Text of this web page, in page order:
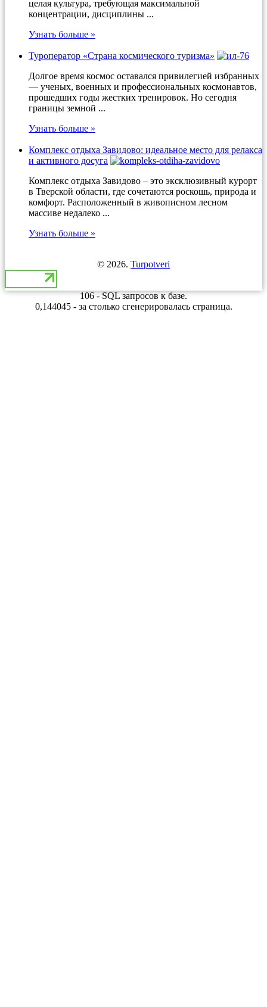
целая культура, требующая максимальной
концентрации, дисциплины ...
Узнать больше »
Туроператор «Страна космического туризма»
Долгое время космос оставался привилегией избранных
— ученых, военных и профессиональных космонавтов,
прошедших годы жестких тренировок. Но сегодня
границы земной ...
Узнать больше »
Комплекс отдыха Завидово: идеальное место для релакса
и активного досуга
Комплекс отдыха Завидово – это эксклюзивный курорт
в Тверской области, где сочетаются роскошь, природа и
комфорт. Расположенный в живописном лесном
массиве недалеко ...
Узнать больше »
© 2026. Turpotveri
106 - SQL запросов к базе.
0,144045 - за столько сгенерировалась страница.